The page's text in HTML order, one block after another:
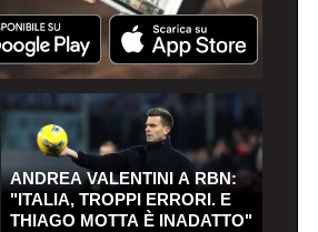
ANDREA VALENTINI A RBN:
"ITALIA, TROPPI ERRORI. E
THIAGO MOTTA È INADATTO"